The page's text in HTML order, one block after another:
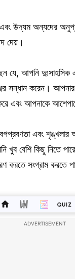
উদ্যম অন্যদের
দেয়।
যে, আপনি দুঃসাহসিক
সন্ধান করেন।
এবং আপনাকে
এবং শৃঙ্খলার
খুব বেশি কিছু নিতে
করতে সংগ্রাম করতে